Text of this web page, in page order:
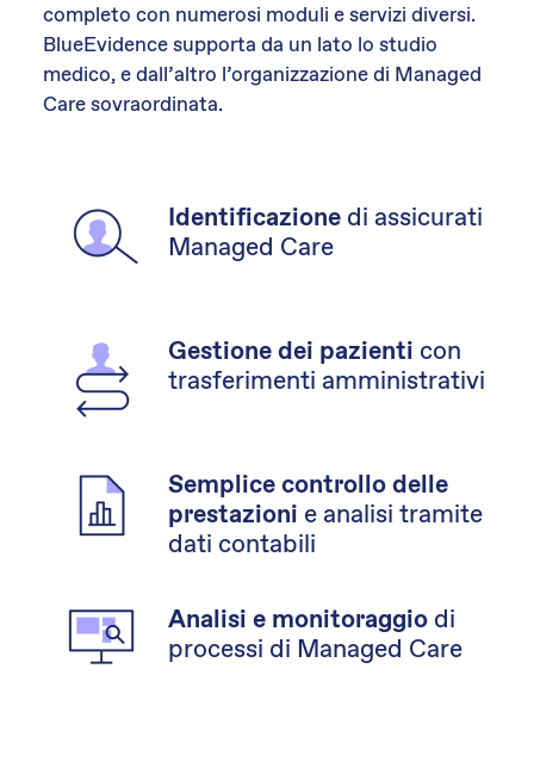
completo con numerosi moduli e servizi diversi.
BlueEvidence supporta da un lato lo studio
medico, e dall’altro l’organizzazione di Managed
Care sovraordinata.
Identificazionedi assicurati
Managed Care
Gestione dei pazienti con
trasferimenti amministrativi
Semplice controllo delle
prestazioni e analisi tramite
dati contabili
Analisi e monitoraggiodi
processi di Managed Care